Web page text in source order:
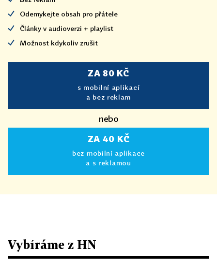
Odemykejte obsah pro přátele
Články v audioverzi + playlist
Možnost kdykoliv zrušit
ZA 80 KČ
s mobilní aplikací
a bez reklam
nebo
ZA 40 KČ
bez mobilní aplikace
a s reklamou
Vybíráme z HN